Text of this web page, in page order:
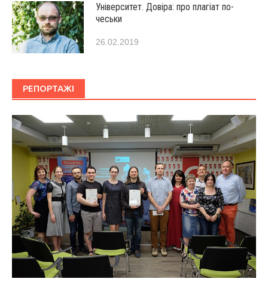
Університет. Довіра: про плагіат по-
чеськи
26.02.2019
РЕПОРТАЖІ